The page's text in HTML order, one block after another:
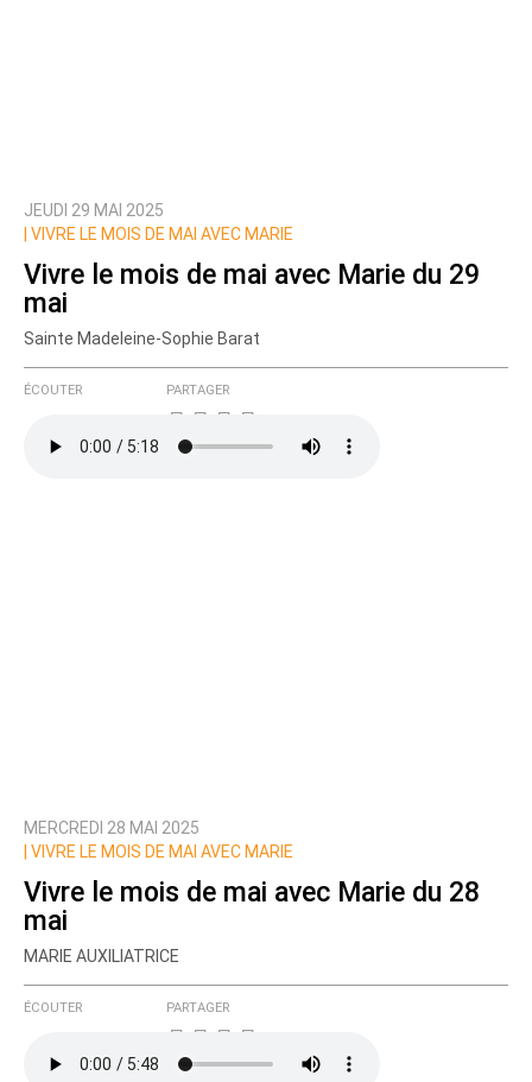
JEUDI 29 MAI 2025
VIVRE LE MOIS DE MAI AVEC MARIE
Vivre le mois de mai avec Marie du 29
mai
Sainte Madeleine-Sophie Barat
ÉCOUTER PARTAGER
MERCREDI 28 MAI 2025
VIVRE LE MOIS DE MAI AVEC MARIE
Vivre le mois de mai avec Marie du 28
mai
MARIE AUXILIATRICE
ÉCOUTER PARTAGER